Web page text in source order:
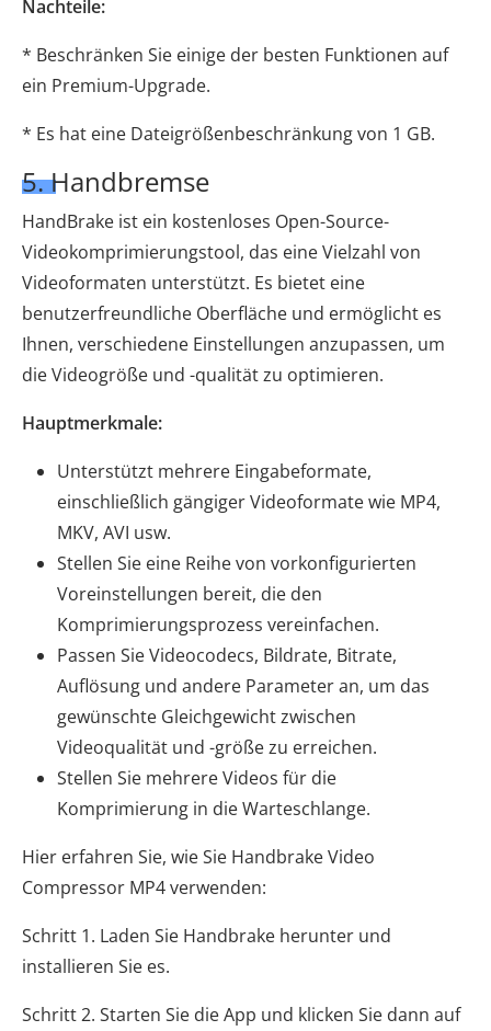
Nachteile:
* Beschränken Sie einige der besten Funktionen auf
ein Premium-Upgrade.
* Es hat eine Dateigrößenbeschränkung von 1 GB.
5. Handbremse
HandBrake ist ein kostenloses Open-Source-
Videokomprimierungstool, das eine Vielzahl von
Videoformaten unterstützt. Es bietet eine
benutzerfreundliche Oberfläche und ermöglicht es
Ihnen, verschiedene Einstellungen anzupassen, um
die Videogröße und -qualität zu optimieren.
Hauptmerkmale:
Unterstützt mehrere Eingabeformate,
einschließlich gängiger Videoformate wie MP4,
MKV, AVI usw.
Stellen Sie eine Reihe von vorkonfigurierten
Voreinstellungen bereit, die den
Komprimierungsprozess vereinfachen.
Passen Sie Videocodecs, Bildrate, Bitrate,
Auflösung und andere Parameter an, um das
gewünschte Gleichgewicht zwischen
Videoqualität und -größe zu erreichen.
Stellen Sie mehrere Videos für die
Komprimierung in die Warteschlange.
Hier erfahren Sie, wie Sie Handbrake Video
Compressor MP4 verwenden:
Schritt 1. Laden Sie Handbrake herunter und
installieren Sie es.
Schritt 2. Starten Sie die App und klicken Sie dann auf